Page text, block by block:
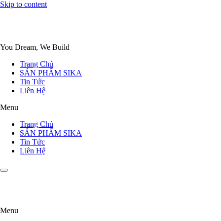
Skip to content
You Dream, We Build
Trang Chủ
SẢN PHẨM SIKA
Tin Tức
Liên Hệ
Menu
Trang Chủ
SẢN PHẨM SIKA
Tin Tức
Liên Hệ
Menu